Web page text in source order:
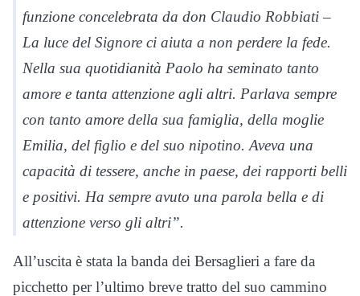
funzione concelebrata da don Claudio Robbiati –
La luce del Signore ci aiuta a non perdere la fede.
Nella sua quotidianità Paolo ha seminato tanto
amore e tanta attenzione agli altri. Parlava sempre
con tanto amore della sua famiglia, della moglie
Emilia, del figlio e del suo nipotino. Aveva una
capacità di tessere, anche in paese, dei rapporti belli
e positivi. Ha sempre avuto una parola bella e di
attenzione verso gli altri”.
All’uscita è stata la banda dei Bersaglieri a fare da
picchetto per l’ultimo breve tratto del suo cammino